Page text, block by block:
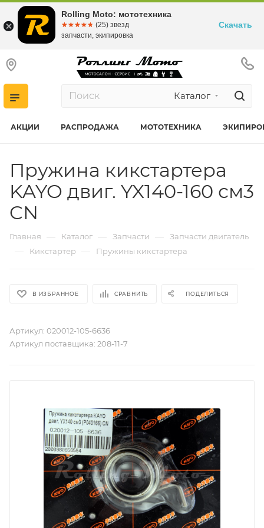
Каталог
АКЦИИ РАСПРОДАЖА МОТОТЕХНИКА
Пружина кикстартера
KAYO двиг. YX140-160 см3
CN
Главная — Каталог — Запчасти — Запчасти двигатель
— Кикстартер — Пружины кикстартера
В ИЗБРАННОЕ СРАВНИТЬ ПОДЕЛИТЬСЯ
Артикул: 020012-105-6636
Артикул поставщика: 208-11-7
Rolling Moto: мототехника
☆☆☆☆☆
★★★★★ (25) звезд
запчасти, экипировка
Скачать